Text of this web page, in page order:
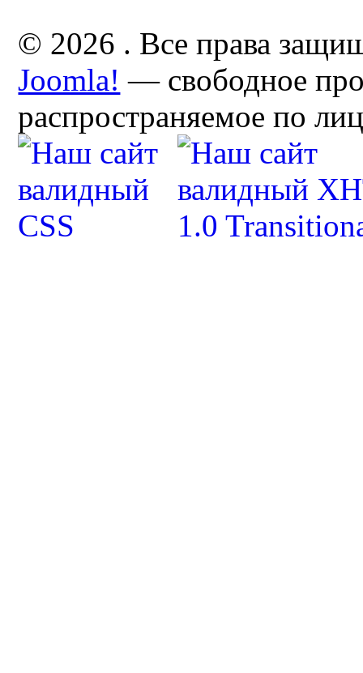
© 2026 . Все права
Joomla! — свободное
распространяемое по